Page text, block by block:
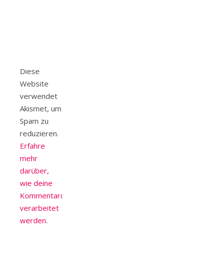
Diese
Website
verwendet
Akismet, um
Spam zu
reduzieren.
Erfahre
mehr
darüber,
wie deine
Kommentardaten
verarbeitet
werden.